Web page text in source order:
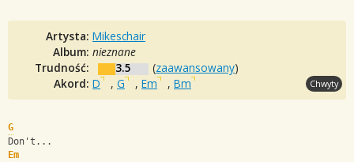
Artysta: Mikeschair
Album: nieznane
Trudność:
3.5 (zaawansowany)
Akord: D , G , Em , Bm Chwyty
G
Don't...
Em